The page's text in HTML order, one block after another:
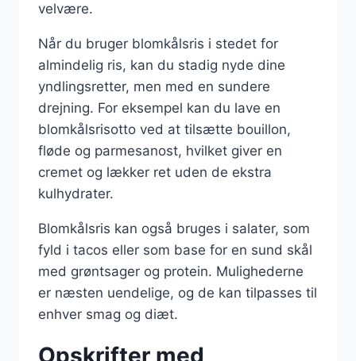
velvære.
Når du bruger blomkålsris i stedet for
almindelig ris, kan du stadig nyde dine
yndlingsretter, men med en sundere
drejning. For eksempel kan du lave en
blomkålsrisotto ved at tilsætte bouillon,
fløde og parmesanost, hvilket giver en
cremet og lækker ret uden de ekstra
kulhydrater.
Blomkålsris kan også bruges i salater, som
fyld i tacos eller som base for en sund skål
med grøntsager og protein. Mulighederne
er næsten uendelige, og de kan tilpasses til
enhver smag og diæt.
Opskrifter med